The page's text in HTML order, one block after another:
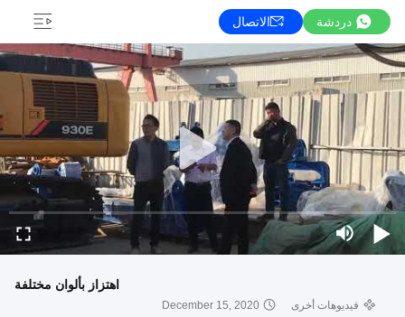
دردشة الاتصال
اهتزاز بألوان مختلفة
فيديوهات أخرى
December 15, 2020